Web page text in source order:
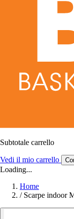
Subtotale carrello
Vedi il mio carrello
Loading...
Home
/ Scarpe indoor